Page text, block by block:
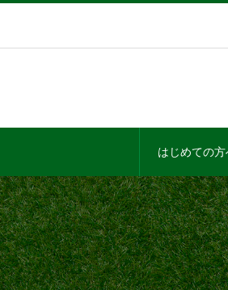
はじめての方